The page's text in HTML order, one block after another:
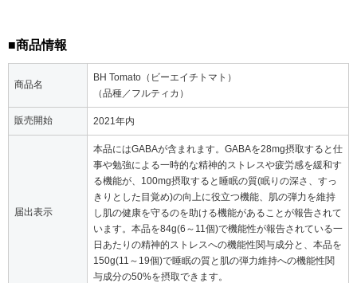
■商品情報
商品名
BH Tomato（ビーエイチトマト）
（品種／フルティカ）
販売開始 2021年内
届出表示
本品にはGABAが含まれます。GABAを28mg摂取すると仕
事や勉強による一時的な精神的ストレスや疲労感を緩和す
る機能が、100mg摂取すると睡眠の質(眠りの深さ、すっ
きりとした目覚め)の向上に役立つ機能、肌の弾力を維持
し肌の健康を守るのを助ける機能があることが報告されて
います。本品を84g(6～11個)で機能性が報告されている一
日あたりの精神的ストレスへの機能性関与成分と、本品を
150g(11～19個)で睡眠の質と肌の弾力維持への機能性関
与成分の50%を摂取できます。